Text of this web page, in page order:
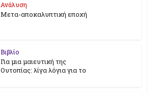
Ανάλυση
Μετα-αποκαλυπτική εποχή
Βιβλίο
Για μια μαιευτική της
Ουτοπίας: λίγα λόγια για το